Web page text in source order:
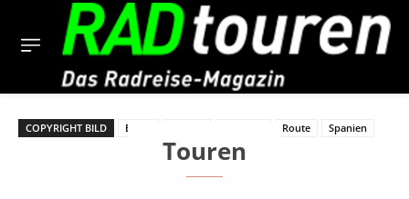
COPYRIGHT BILD El Cid Route Spanien
Touren